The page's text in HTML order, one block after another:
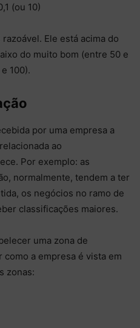
(ou 10)
Ele está acima do
do muito bom (entre 50 e
100).
por uma empresa a
ao
Por exemplo: as
normalmente, tendem a ter
os negócios no ramo de
classificações maiores.
uma zona de
a empresa é vista em
zonas: